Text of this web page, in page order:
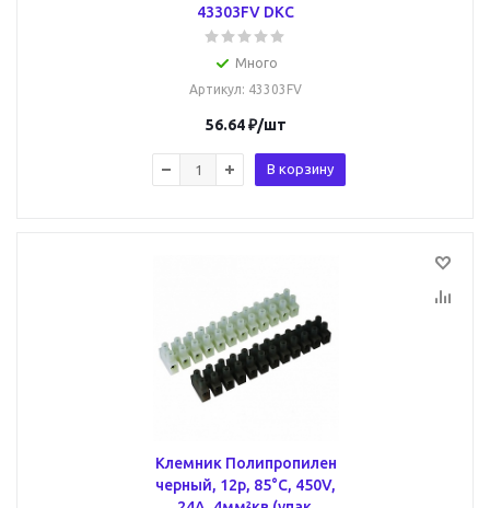
43303FV DKC
Много
Артикул: 43303FV
56.64₽/шт
В корзину
Клемник Полипропилен
черный, 12р, 85°С, 450V,